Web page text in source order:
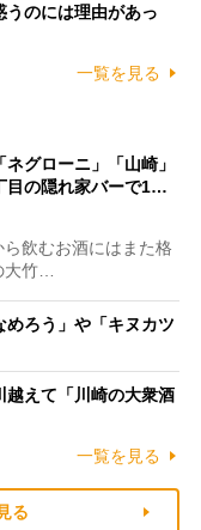
のには理由があっ
一覧を見る
ネグローニ」「山崎」
目の隠れ家バーで1…
飲むお酒にはまた格
竹…
めろう」や「キヌカツ
越えて「川崎の大衆酒
一覧を見る
る